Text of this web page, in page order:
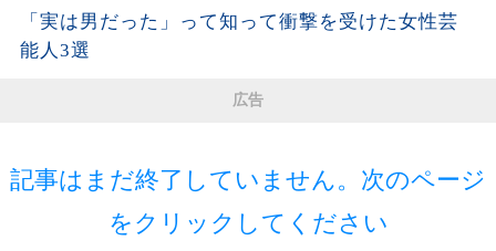
「実は男だった」って知って衝撃を受けた女性芸
能人3選
広告
記事はまだ終了していません。次のページ
をクリックしてください